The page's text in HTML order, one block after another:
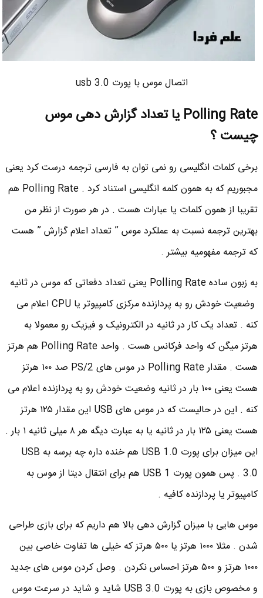
اتصال موس با پورت usb 3.0
Polling Rate یا تعداد گزارش دهی موس
چیست ؟
برخی کلمات انگلیسی رو نمی توان به فارسی ترجمه درست کرد یعنی
مجبوریم که به همون کلمه انگلیسی استناد کرد . Polling Rate هم
تقریبا از همون کلمات یا عبارات هست . در هر صورت از نظر من
بهترین ترجمه نسبت به عملکرد موس ” تعداد اعلام گزارش ” هست
که ترجمه مفهومیه بیشتر .
به زبون ساده Polling Rate یعنی تعداد دفعاتی که موس در ثانیه
وضعیت خودش رو به پردازنده مرکزی کامپیوتر یا CPU اعلام می
کنه . تعداد یک کار در ثانیه در الکترونیک و فیزیک رو معمولا به
هرتز میگن که واحد فرکانس هست . واحد Polling Rate هم هرتز
هست . مقدار Polling Rate در موس های PS/2 صد ۱۰۰ هرتز
هست یعنی ۱۰۰ بار در ثانیه وضعیت خودش رو به پردازنده اعلام می
کنه . این در حالیست که در موس های USB این مقدار ۱۲۵ هرتز
هست یعنی ۱۲۵ بار در ثانیه یا به عبارت دیگه هر ۸ میلی ثانیه ۱ بار .
این میزان برای پورت USB 1.0 هم خنده داره چه برسه به USB
3.0 . پس همون پورت USB 1 هم برای انتقال دیتا از موس به
کامپیوتر یا پردازنده کافیه .
موس هایی با میزان گزارش دهی بالا هم داریم که برای بازی طراحی
شدن . مثلا ۱۰۰۰ هرتز یا ۵۰۰ هرتز که خیلی ها تفاوت خاصی بین
۱۰۰۰ هرتز و ۵۰۰ هرتز احساس نکردن . وصل کردن موس های جدید
و مخصوص بازی به پورت USB 3.0 شاید و شاید در سرعت موس